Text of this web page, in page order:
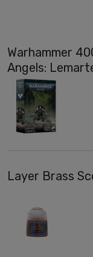
Warhammer
Angels:
Layer Brass